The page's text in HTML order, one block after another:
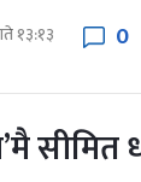
१३:१३ 0
सीमित